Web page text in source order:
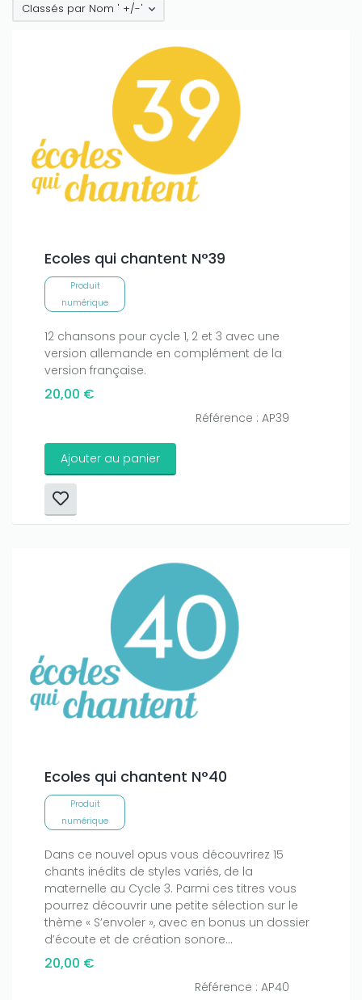
Classés par Nom ' +/-'
Ecoles qui chantent N°39
Produit
numérique
12 chansons pour cycle 1, 2 et 3 avec une
version allemande en complément de la
version française.
20,00 €
Référence : AP39
Ajouter au panier
Ecoles qui chantent N°40
Produit
numérique
Dans ce nouvel opus vous découvrirez 15
chants inédits de styles variés, de la
maternelle au Cycle 3. Parmi ces titres vous
pourrez découvrir une petite sélection sur le
thème « S’envoler », avec en bonus un dossier
d’écoute et de création sonore...
20,00 €
Référence : AP40